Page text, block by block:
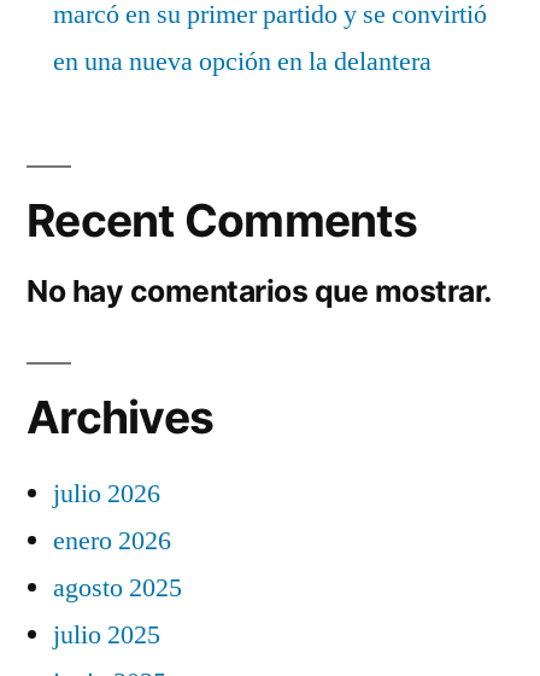
marcó en su primer partido y se convirtió
en una nueva opción en la delantera
Recent Comments
No hay comentarios que mostrar.
Archives
julio 2026
enero 2026
agosto 2025
julio 2025